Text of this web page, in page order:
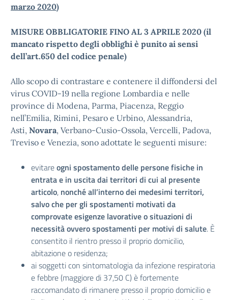
marzo 2020)
MISURE OBBLIGATORIE FINO AL 3 APRILE 2020 (il
mancato rispetto degli obblighi è punito ai sensi
dell’art.650 del codice penale)
Allo scopo di contrastare e contenere il diffondersi del
virus COVID-19 nella regione Lombardia e nelle
province di Modena, Parma, Piacenza, Reggio
nell’Emilia, Rimini, Pesaro e Urbino, Alessandria,
Asti, Novara, Verbano-Cusio-Ossola, Vercelli, Padova,
Treviso e Venezia, sono adottate le seguenti misure:
evitareogni spostamento delle persone fisiche in
entrata e in uscita dai territori di cui al presente
articolo, nonché all’interno dei medesimi territori,
salvo che per gli spostamenti motivati da
comprovate esigenze lavorative o situazioni di
necessità ovvero spostamenti per motivi di salute. È
consentito il rientro presso il proprio domicilio,
abitazione o residenza;
ai soggetti con sintomatologia da infezione respiratoria
e febbre (maggiore di 37,50 C) è fortemente
raccomandato di rimanere presso il proprio domicilio e